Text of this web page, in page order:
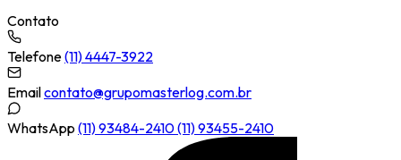
Contato
Telefone(11) 4447-3922
Emailcontato@grupomasterlog.com.br
WhatsApp (11) 93484-2410(11) 93455-2410